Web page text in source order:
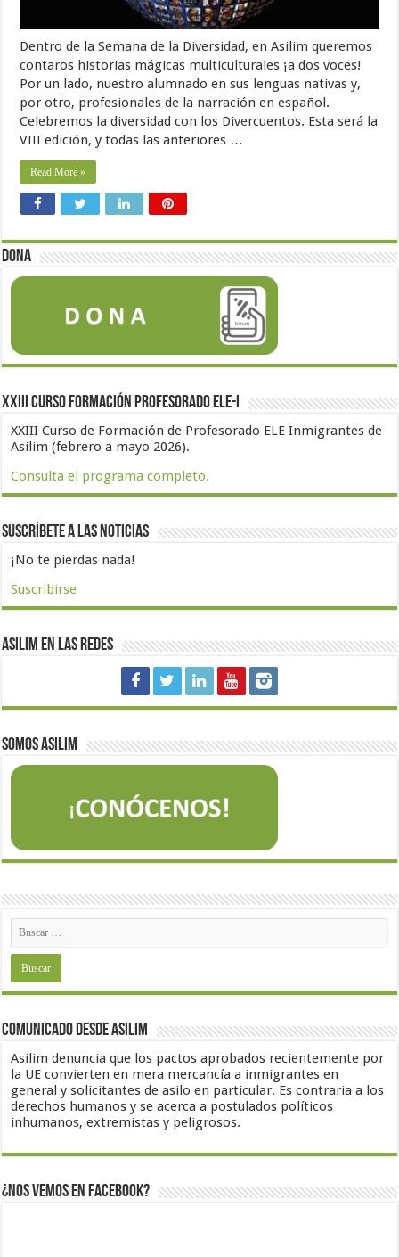
Dentro de la Semana de la Diversidad, en Asilim queremos
contaros historias mágicas multiculturales ¡a dos voces!
Por un lado, nuestro alumnado en sus lenguas nativas y,
por otro, profesionales de la narración en español.
Celebremos la diversidad con los Divercuentos. Esta será la
VIII edición, y todas las anteriores …
Read More »
Dona
XXIII Curso formación profesorado ELE-I
XXIII Curso de Formación de Profesorado ELE Inmigrantes de
Asilim (febrero a mayo 2026).
Consulta el programa completo.
Suscríbete a las noticias
¡No te pierdas nada!
Suscribirse
Asilim en las redes
Somos Asilim
Comunicado desde Asilim
Asilim denuncia que los pactos aprobados recientemente por
la UE convierten en mera mercancía a inmigrantes en
general y solicitantes de asilo en particular. Es contraria a los
derechos humanos y se acerca a postulados políticos
inhumanos, extremistas y peligrosos.
¿Nos vemos en Facebook?